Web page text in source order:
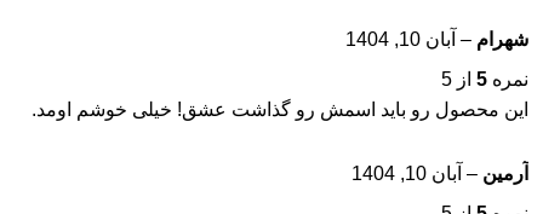
شهرام – آبان 10, 1404
نمره 5 از 5
این محصول رو باید اسمش رو گذاشت عشق! خیلی خوشم اومد.
آرمین – آبان 10, 1404